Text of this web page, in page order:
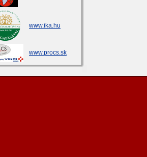
www.ika.hu
www.procs.sk